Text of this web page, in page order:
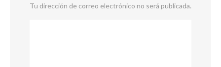
Tu dirección de correo electrónico no será publicada.